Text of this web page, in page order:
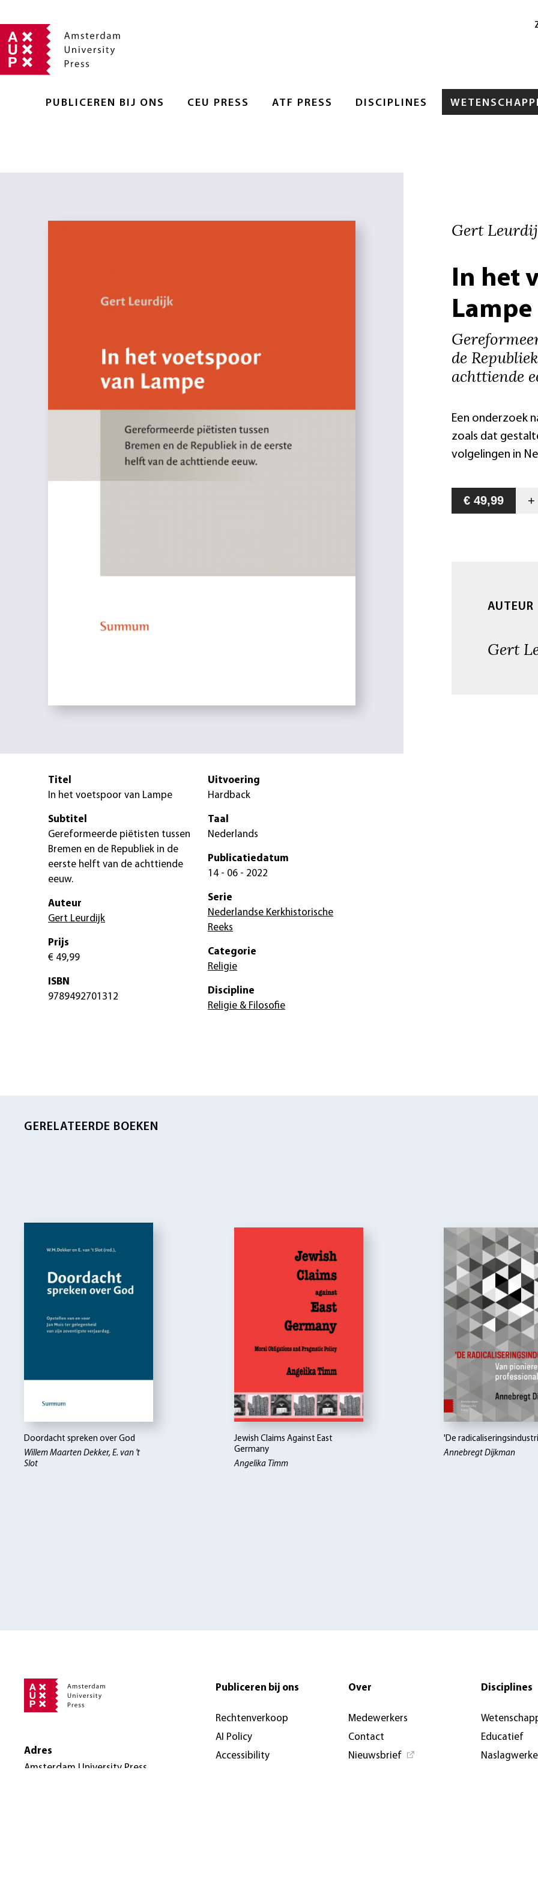
PUBLICEREN BIJ ONS CEU PRESS ATF PRESS DISCIPLINES
Gert
In het
Lampe
de
achttiende
Een onderzoek
zoals dat
volgelingen in
€ 49,99 +
AUTEUR
Gert
Titel
In het voetspoor van Lampe
Subtitel
Gereformeerde piëtisten tussen
Bremen en de Republiek in de
eerste helft van de achttiende
eeuw.
Auteur
Gert Leurdijk
Prijs
€ 49,99
ISBN
9789492701312
Uitvoering
Hardback
Taal
Nederlands
Publicatiedatum
14 - 06 - 2022
Serie
Nederlandse Kerkhistorische
Reeks
Categorie
Religie
Discipline
Religie & Filosofie
GERELATEERDE BOEKEN
Doordacht spreken over God
Willem Maarten Dekker, E. van 't
Slot
Jewish Claims Against East
Germany
Angelika Timm
'De
Annebregt Dijkman
Adres
Amsterdam University Press
Publiceren bij ons
Rechtenverkoop
AI Policy
Accessibility
Over
Medewerkers
Contact
Nieuwsbrief
Disciplines
Educatief